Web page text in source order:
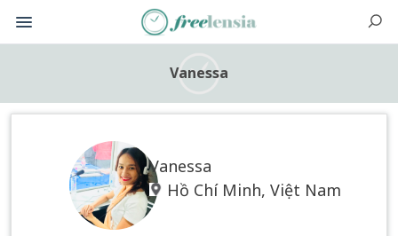
Vanessa
Vanessa
Hồ Chí Minh, Việt Nam